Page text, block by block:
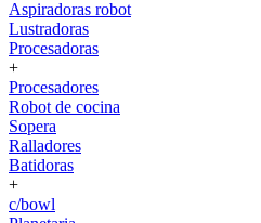
Aspiradoras robot
Lustradoras
Procesadoras
+
Procesadores
Robot de cocina
Sopera
Ralladores
Batidoras
+
c/bowl